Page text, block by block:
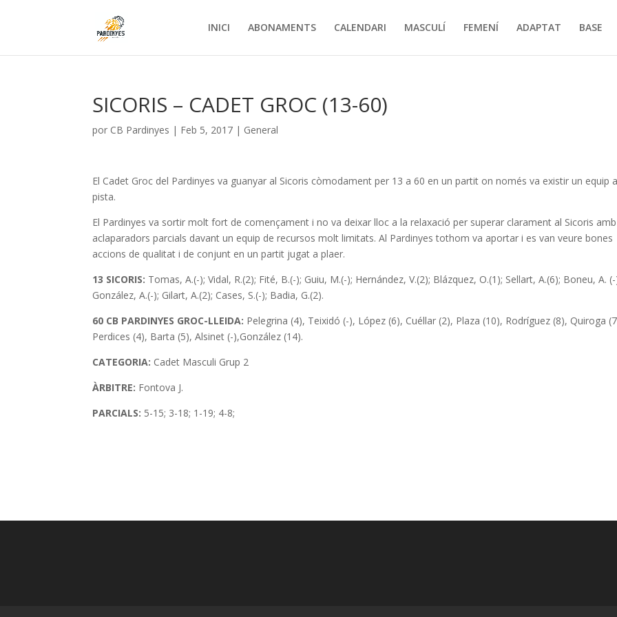
INICI ABONAMENTS CALENDARI MASCULÍ FEMENÍ ADAPTAT BASE
SICORIS – CADET GROC (13-60)
por CB Pardinyes | Feb 5, 2017 | General
El Cadet Groc del Pardinyes va guanyar al Sicoris còmodament per 13 a 60 en un partit on només va existir un equip
pista.
El Pardinyes va sortir molt fort de començament i no va deixar lloc a la relaxació per superar clarament al Sicoris amb
aclaparadors parcials davant un equip de recursos molt limitats. Al Pardinyes tothom va aportar i es van veure bones
accions de qualitat i de conjunt en un partit jugat a plaer.
13 SICORIS: Tomas, A.(-); Vidal, R.(2); Fité, B.(-); Guiu, M.(-); Hernández, V.(2); Blázquez, O.(1); Sellart, A.(6); Boneu, A.
González, A.(-); Gilart, A.(2); Cases, S.(-); Badia, G.(2).
60 CB PARDINYES GROC-LLEIDA: Pelegrina (4), Teixidó (-), López (6), Cuéllar (2), Plaza (10), Rodríguez (8), Quiroga
Perdices (4), Barta (5), Alsinet (-),González (14).
CATEGORIA: Cadet Masculi Grup 2
ÀRBITRE: Fontova J.
PARCIALS: 5-15; 3-18; 1-19; 4-8;